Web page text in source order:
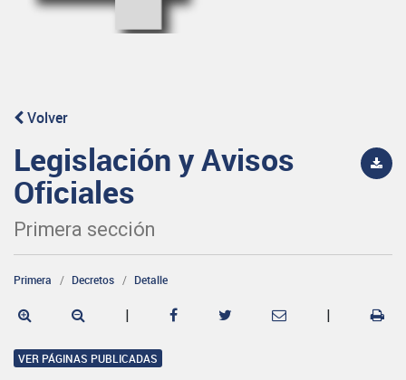
Volver
Legislación y Avisos
Oficiales
Primera sección
Primera Decretos Detalle
| |
VER PÁGINAS PUBLICADAS